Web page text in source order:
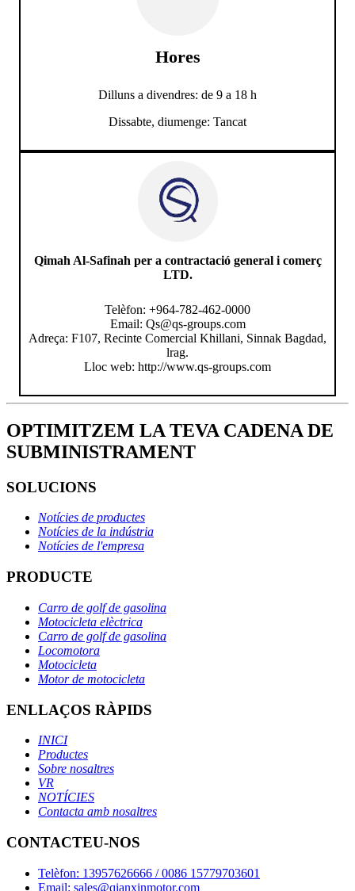
Hores
Dilluns a divendres: de 9 a 18 h
Dissabte, diumenge: Tancat
Qimah Al-Safinah per a contractació general i comerç
LTD.
Telèfon: +964-782-462-0000
Email: Qs@qs-groups.com
Adreça: F107, Recinte Comercial Khillani, Sinnak Bagdad,
lrag.
Lloc web: http://www.qs-groups.com
OPTIMITZEM LA TEVA CADENA DE
SUBMINISTRAMENT
SOLUCIONS
Notícies de productes
Notícies de la indústria
Notícies de l'empresa
PRODUCTE
Carro de golf de gasolina
Motocicleta elèctrica
Carro de golf de gasolina
Locomotora
Motocicleta
Motor de motocicleta
ENLLAÇOS RÀPIDS
INICI
Productes
Sobre nosaltres
VR
NOTÍCIES
Contacta amb nosaltres
CONTACTEU-NOS
Telèfon: 13957626666 / 0086 15779703601
Email: sales@qianxinmotor.com